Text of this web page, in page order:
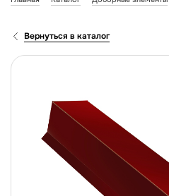
Вернуться в каталог